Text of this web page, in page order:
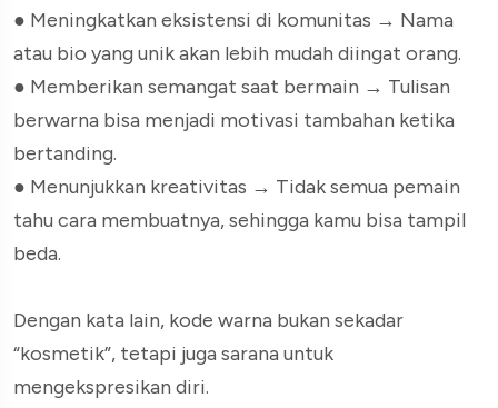
● Meningkatkan eksistensi di komunitas → Nama
atau bio yang unik akan lebih mudah diingat orang.
● Memberikan semangat saat bermain → Tulisan
berwarna bisa menjadi motivasi tambahan ketika
bertanding.
● Menunjukkan kreativitas → Tidak semua pemain
tahu cara membuatnya, sehingga kamu bisa tampil
beda.
Dengan kata lain, kode warna bukan sekadar
“kosmetik”, tetapi juga sarana untuk
mengekspresikan diri.